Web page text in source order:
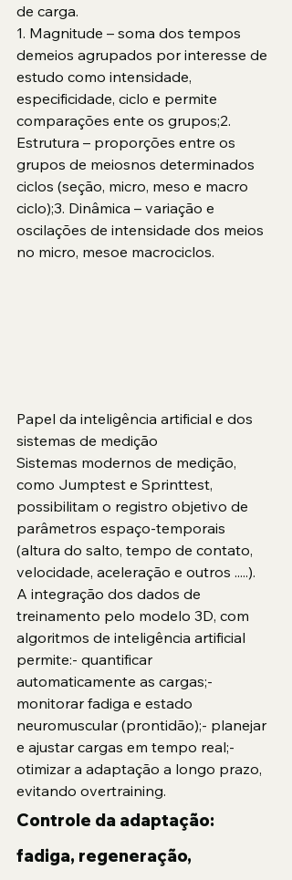
de carga.
1. Magnitude – soma dos tempos
demeios agrupados por interesse de
estudo como intensidade,
especificidade, ciclo e permite
comparações ente os grupos;2.
Estrutura – proporções entre os
grupos de meiosnos determinados
ciclos (seção, micro, meso e macro
ciclo);3. Dinâmica – variação e
oscilações de intensidade dos meios
no micro, mesoe macrociclos.
Papel da inteligência artificial e dos
sistemas de medição
Sistemas modernos de medição,
como Jumptest e Sprinttest,
possibilitam o registro objetivo de
parâmetros espaço-temporais
(altura do salto, tempo de contato,
velocidade, aceleração e outros .....).
A integração dos dados de
treinamento pelo modelo 3D, com
algoritmos de inteligência artificial
permite:- quantificar
automaticamente as cargas;-
monitorar fadiga e estado
neuromuscular (prontidão);- planejar
e ajustar cargas em tempo real;-
otimizar a adaptação a longo prazo,
evitando overtraining.
Controle da adaptação:
fadiga, regeneração,